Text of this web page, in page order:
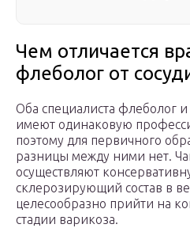
Чем отличается
флеболог от
Оба специалиста флеболог
имеют одинаковую
поэтому для первичного
разницы между ними нет.
осуществляют
склерозирующий состав в
целесообразно прийти на
стадии варикоза.